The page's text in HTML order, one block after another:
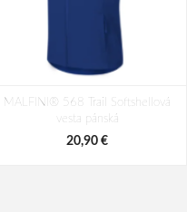
MALFINI® 568 Trail Softshellová
vesta pánská
20,90 €